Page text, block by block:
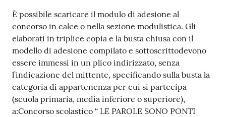
È possibile scaricare il modulo di adesione al
concorso in calce o nella sezione modulistica. Gli
elaborati in triplice copia e la busta chiusa con il
modello di adesione compilato e sottoscrittodevono
essere immessi in un plico indirizzato, senza
l’indicazione del mittente, specificando sulla busta la
categoria di appartenenza per cui si partecipa
(scuola primaria, media inferiore o superiore),
a:Concorso scolastico “ LE PAROLE SONO PONTI